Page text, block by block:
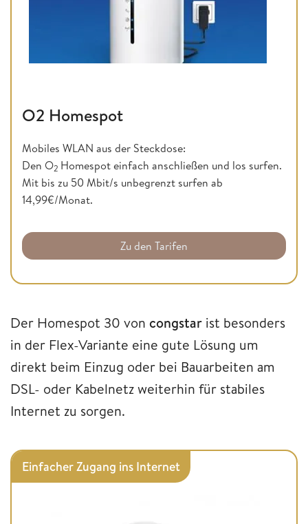
O2 Homespot
Mobiles WLAN aus der Steckdose:
Den O2 Homespot einfach anschließen und los surfen.
Mit bis zu 50 Mbit/s unbegrenzt surfen ab
14,99€/Monat.
Zu den Tarifen
Der Homespot 30 von congstar ist besonders
in der Flex-Variante eine gute Lösung um
direkt beim Einzug oder bei Bauarbeiten am
DSL- oder Kabelnetz weiterhin für stabiles
Internet zu sorgen.
Einfacher Zugang ins Internet